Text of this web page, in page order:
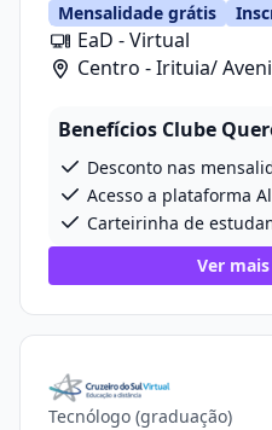
Mensalidade grátis
EaD - Virtual
Centro - Irituia/
Benefícios Clube
Desconto nas
Acesso a plataforma
Carteirinha de
Ver
Tecnólogo (graduação)